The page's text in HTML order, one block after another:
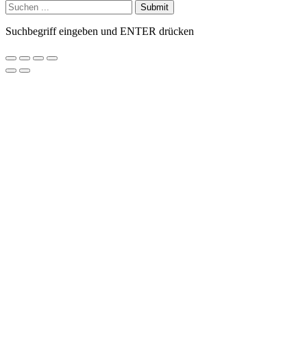
Submit
Suchbegriff eingeben und ENTER drücken